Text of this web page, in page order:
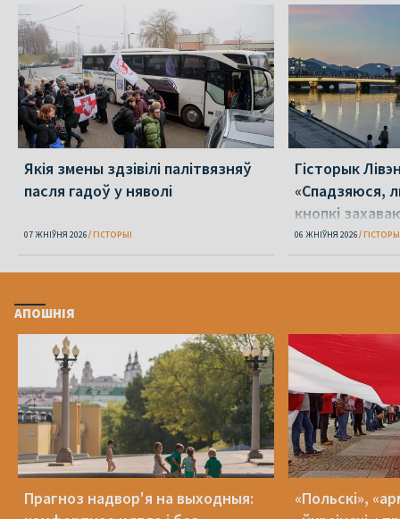
Якія змены здзівілі палітвязняў
пасля гадоў у няволі
07 ЖНІЎНЯ 2026 ГІСТОРЫІ
Гісторык
«Спадзяюся,
кнопкі
розум»
06 ЖНІЎНЯ 2026
АПОШНІЯ
Прагноз надвор'я на выходныя:
«Польскі»,